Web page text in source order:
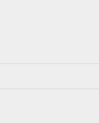
e reforço